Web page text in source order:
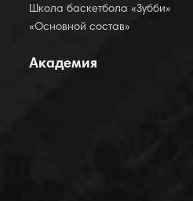
Школа баскетбола «Зубби»
«Основной состав»
Академия